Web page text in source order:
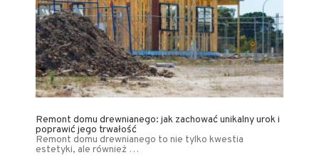
Remont domu drewnianego: jak zachować unikalny urok i
poprawić jego trwałość
Remont domu drewnianego to nie tylko kwestia
estetyki, ale również …